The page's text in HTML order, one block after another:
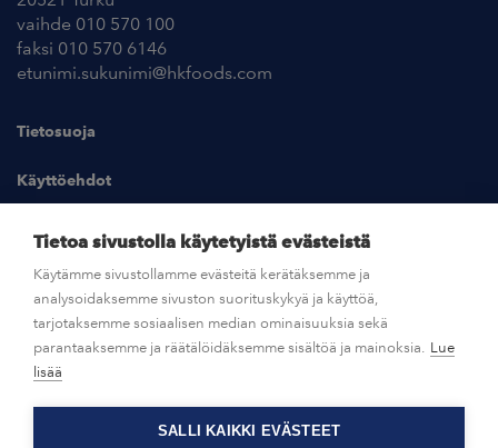
vaihde 010 570 100
faksi 010 570 6146
etunimi.sukunimi@hkfoods.com
Tietosuoja
Käyttöehdot
Kuvapankki
UUTISHUONE
OTA YHTEYTTÄ
Tietoa sivustolla käytetyistä evästeistä
Käytämme sivustollamme evästeitä kerätäksemme ja
analysoidaksemme sivuston suorituskykyä ja käyttöä,
tarjotaksemme sosiaalisen median ominaisuuksia sekä
parantaaksemme ja räätälöidäksemme sisältöä ja mainoksia. Lue
lisää
SALLI KAIKKI EVÄSTEET